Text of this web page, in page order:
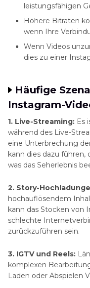
leistungsfähigen
Höhere Bitraten
wenn Ihre
Wenn Videos
dies zu einer
Häufige
Instagram-
1. Live-Streaming: Es
während des Live-
eine Unterbrechung
kann dies dazu
was das Seherlebnis
2. Story-
hochauflösendem
kann das Stocken von
schlechte
zurückzuführen sein.
3. IGTV und Reels:
komplexen
Laden oder Abspielen